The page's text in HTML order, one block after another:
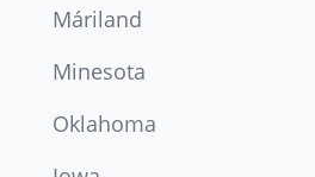
Máriland
Minesota
Oklahoma